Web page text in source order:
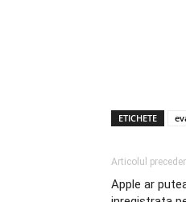
ETICHETE
Articolul
Apple ar